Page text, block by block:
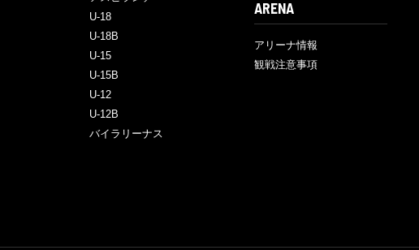
U-18
U-18B
U-15
U-15B
U-12
U-12B
バイラリーナス
ARENA
アリーナ情報
観戦注意事項